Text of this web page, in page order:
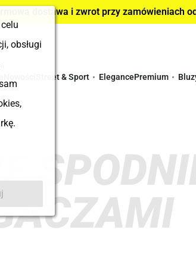
dostawa i zwrot przy zamówieniach
Street & Sport ElegancePremium
obsługi